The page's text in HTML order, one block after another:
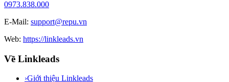
0973.838.000
E-Mail: support@repu.vn
Web: https://linkleads.vn
Về Linkleads
›Giới thiệu Linkleads